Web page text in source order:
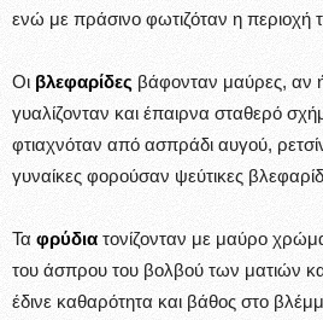
ενώ με πράσινο φωτιζόταν η περιοχή
Οι βλεφαρίδες βάφονταν μαύρες, αν
γυαλίζονταν και έπαιρνα σταθερό
φτιαχνόταν από ασπράδι αυγού,
γυναίκες φορούσαν ψεύτικες
Τα φρύδια τονίζονταν με μαύρο
του άσπρου του βολβού των ματιών
έδινε καθαρότητα και βάθος στο